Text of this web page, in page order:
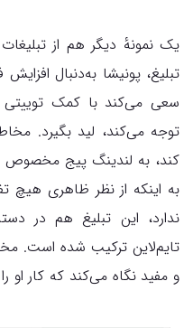
یک نمونهٔ دیگر هم از تبلیغات
تبلیغ، پونیشا به‌دنبال
سعی می‌کند با کمک
توجه می‌کند، لید بگیرد.
کند، به لندینگ پیج مخصوص
به اینکه از نظر ظاهری هیچ
ندارد، این تبلیغ هم در
تایم‌لاین ترکیب شده است.
و مفید نگاه می‌کند که کار او را